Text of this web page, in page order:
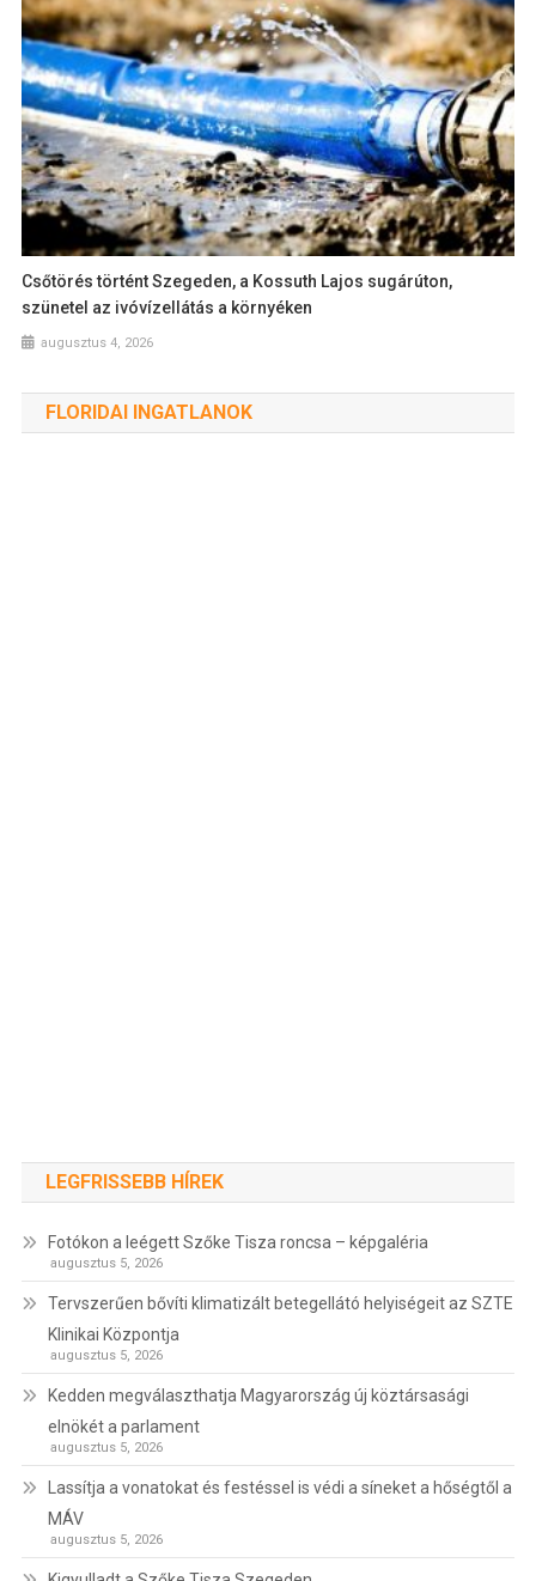
Csőtörés történt Szegeden, a Kossuth Lajos sugárúton,
szünetel az ivóvízellátás a környéken
augusztus 4, 2026
FLORIDAI INGATLANOK
LEGFRISSEBB HÍREK
Fotókon a leégett Szőke Tisza roncsa – képgaléria
augusztus 5, 2026
Tervszerűen bővíti klimatizált betegellátó helyiségeit az SZTE
Klinikai Központja
augusztus 5, 2026
Kedden megválaszthatja Magyarország új köztársasági
elnökét a parlament
augusztus 5, 2026
Lassítja a vonatokat és festéssel is védi a síneket a hőségtől a
MÁV
augusztus 5, 2026